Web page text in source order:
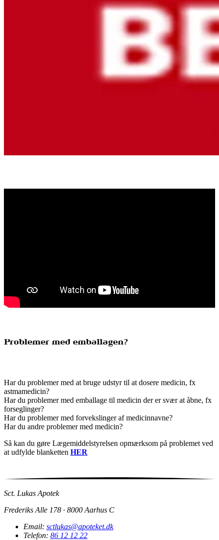
Problemer med emballagen?
Har du problemer med at bruge udstyr til at dosere medicin, fx
astmamedicin?
Har du problemer med emballage til medicin der er svær at åbne, fx
forseglinger?
Har du problemer med forvekslinger af medicinnavne?
Har du andre problemer med medicin?
Så kan du gøre Lægemiddelstyrelsen opmærksom på problemet ved
at udfylde blanketten HER
Sct. Lukas Apotek
Frederiks Alle 178 · 8000 Aarhus C
Email: sctlukas@apoteket.dk
Telefon: 86 12 12 22